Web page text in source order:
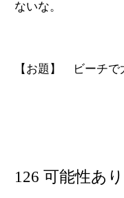
ないな。
【お題】 ビーチで
126 可能性あり